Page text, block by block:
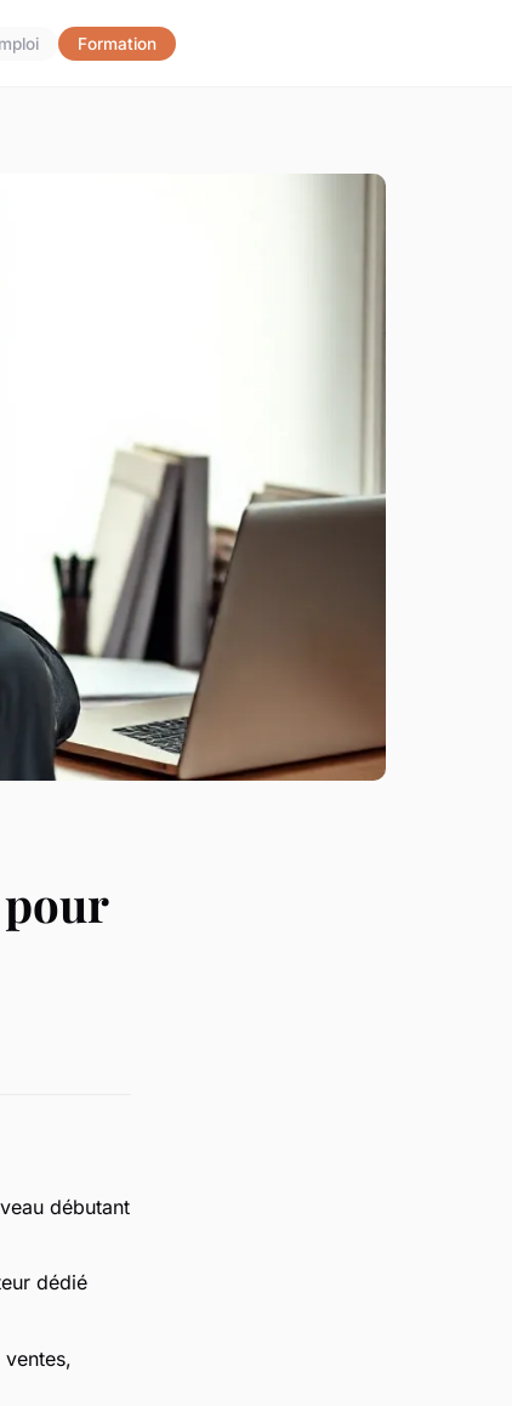
Formation
débutant
dédié